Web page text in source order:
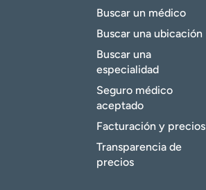
Buscar un médico
Buscar una ubicación
Buscar una
especialidad
Seguro médico
aceptado
Facturación y precios
Transparencia de
precios